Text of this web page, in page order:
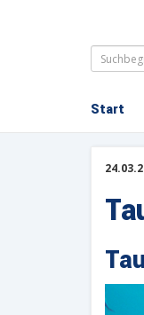
überspringen
Start